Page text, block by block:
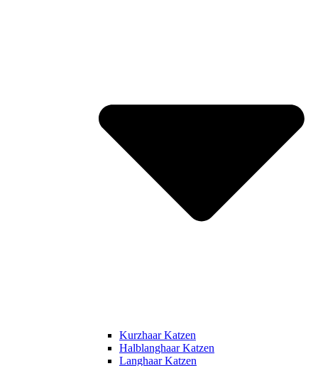
Kurzhaar Katzen
Halblanghaar Katzen
Langhaar Katzen